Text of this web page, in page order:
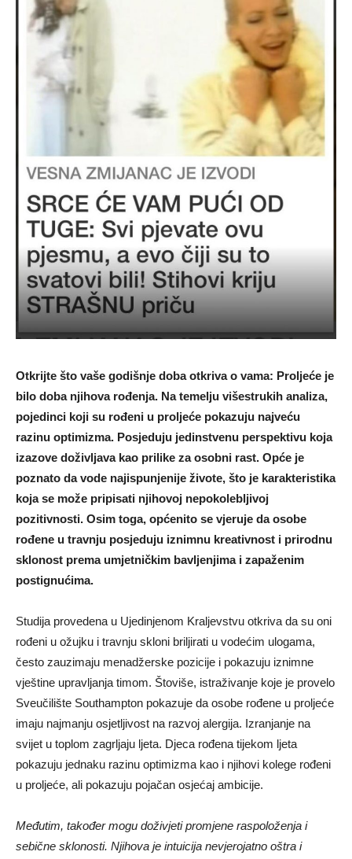
Otkrijte što vaše godišnje doba otkriva o vama: Proljeće je
bilo doba njihova rođenja. Na temelju višestrukih analiza,
pojedinci koji su rođeni u proljeće pokazuju najveću
razinu optimizma. Posjeduju jedinstvenu perspektivu koja
izazove doživljava kao prilike za osobni rast. Opće je
poznato da vode najispunjenije živote, što je karakteristika
koja se može pripisati njihovoj nepokolebljivoj
pozitivnosti. Osim toga, općenito se vjeruje da osobe
rođene u travnju posjeduju iznimnu kreativnost i prirodnu
sklonost prema umjetničkim bavljenjima i zapaženim
postignućima.
Studija provedena u Ujedinjenom Kraljevstvu otkriva da su oni
rođeni u ožujku i travnju skloni briljirati u vodećim ulogama,
često zauzimaju menadžerske pozicije i pokazuju iznimne
vještine upravljanja timom. Štoviše, istraživanje koje je provelo
Sveučilište Southampton pokazuje da osobe rođene u proljeće
imaju najmanju osjetljivost na razvoj alergija. Izranjanje na
svijet u toplom zagrljaju ljeta. Djeca rođena tijekom ljeta
pokazuju jednaku razinu optimizma kao i njihovi kolege rođeni
u proljeće, ali pokazuju pojačan osjećaj ambicije.
Međutim, također mogu doživjeti promjene raspoloženja i
sebične sklonosti. Njihova je intuicija nevjerojatno oštra i